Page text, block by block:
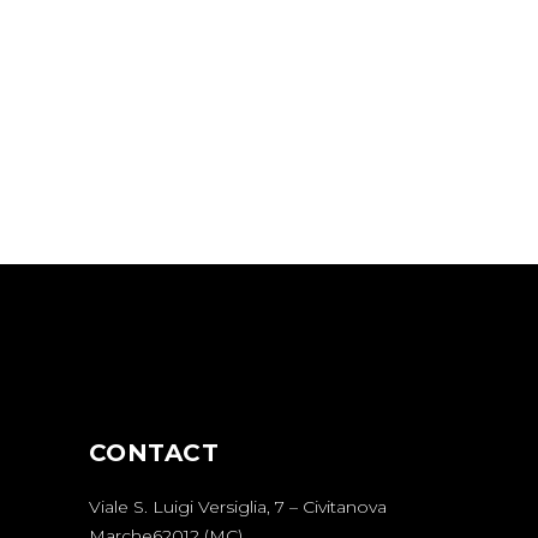
CONTACT
Viale S. Luigi Versiglia, 7 – Civitanova